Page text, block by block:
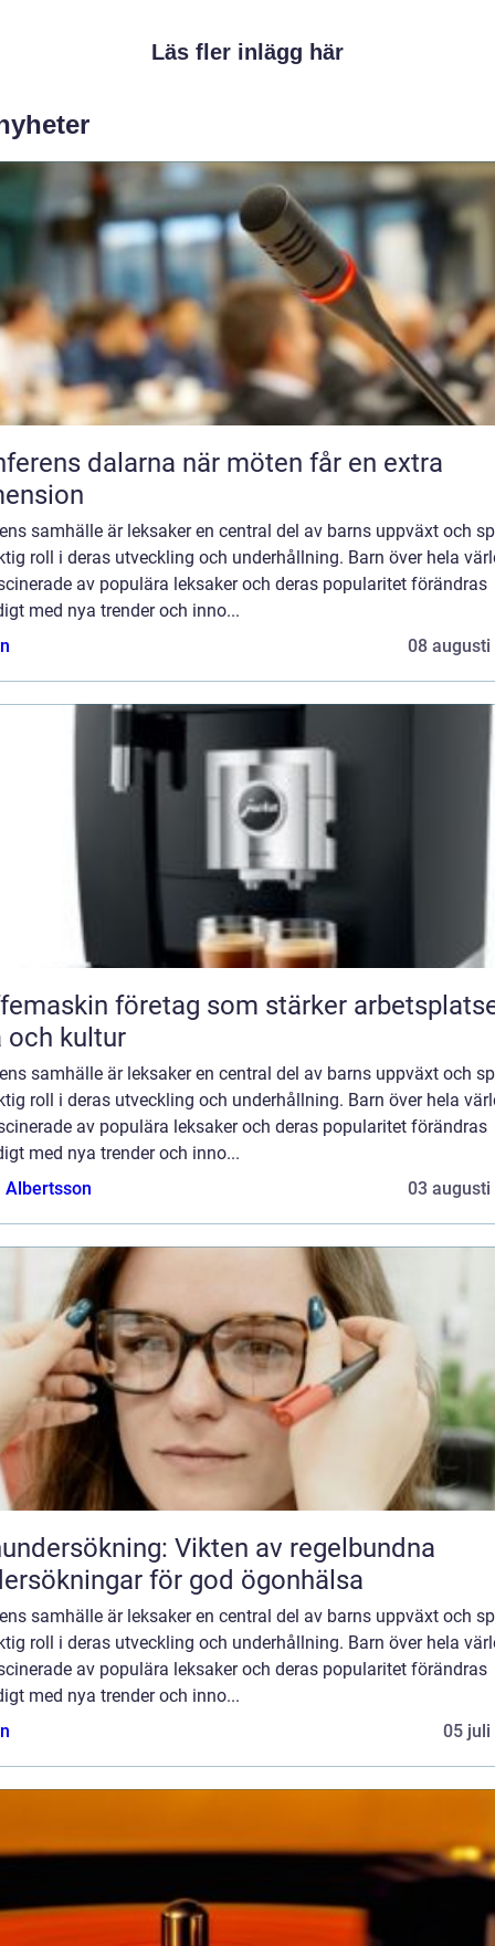
Läs fler inlägg här
dalarna när möten får en extra
samhälle är leksaker en central del av barns uppväxt och
roll i deras utveckling och underhållning. Barn över hela
av populära leksaker och deras popularitet förändras
med nya trender och inno...
08 augusti
företag som stärker
och kultur
samhälle är leksaker en central del av barns uppväxt och
roll i deras utveckling och underhållning. Barn över hela
av populära leksaker och deras popularitet förändras
med nya trender och inno...
Albertsson
03 augusti
Vikten av regelbundna
för god ögonhälsa
samhälle är leksaker en central del av barns uppväxt och
roll i deras utveckling och underhållning. Barn över hela
av populära leksaker och deras popularitet förändras
med nya trender och inno...
05 juli